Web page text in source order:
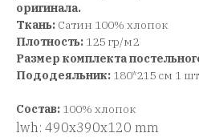
оригинала.
Ткань: Сатин 100% хлопок
Плотность: 125 гр/м2
Размер комплекта
Пододеяльник: 180*215 см 1
Состав: 100% хлопок
lwh: 490x390x120 mm